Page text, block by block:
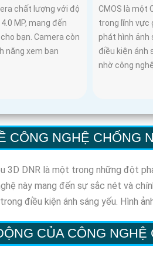
chất lượng với độ
MP, mang đến
bạn. Camera còn
năng xem ban
CMOS là một
trong lĩnh vực
phát hình ảnh
điều kiện ánh
nhờ công
CÔNG NGHỆ CHỐNG
3D DNR là một trong những đột
này mang đến sự sắc nét và
điều kiện ánh sáng yếu. Hình
CỦA CÔNG